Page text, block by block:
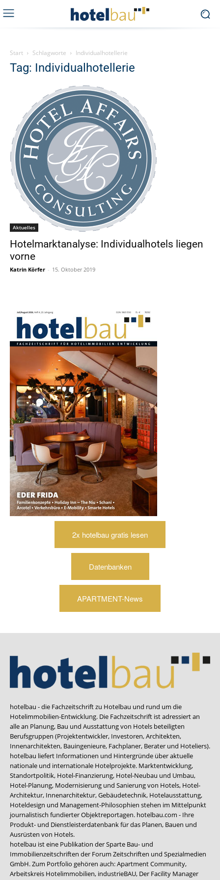
Start Schlagworte Individualhotellerie
Tag: Individualhotellerie
Aktuelles
Hotelmarktanalyse: Individualhotels liegen
vorne
Katrin Körfer - 15. Oktober 2019
2x hotelbau gratis lesen
Datenbanken
APARTMENT-News
hotelbau - die Fachzeitschrift zu Hotelbau und rund um die
Hotelimmobilien-Entwicklung. Die Fachzeitschrift ist adressiert an
alle an Planung, Bau und Ausstattung von Hotels beteiligten
Berufsgruppen (Projektentwickler, Investoren, Architekten,
Innenarchitekten, Bauingenieure, Fachplaner, Berater und Hoteliers).
hotelbau liefert Informationen und Hintergründe über aktuelle
nationale und internationale Hotelprojekte. Marktentwicklung,
Standortpolitik, Hotel-Finanzierung, Hotel-Neubau und Umbau,
Hotel-Planung, Modernisierung und Sanierung von Hotels, Hotel-
Architektur, Innenarchitektur, Gebäudetechnik, Hotelausstattung,
Hoteldesign und Management-Philosophien stehen im Mittelpunkt
journalistisch fundierter Objektreportagen. hotelbau.com - Ihre
Produkt- und Dienstleisterdatenbank für das Planen, Bauen und
Ausrüsten von Hotels.
hotelbau ist eine Publikation der Sparte Bau- und
Immobilienzeitschriften der Forum Zeitschriften und Spezialmedien
GmbH. Zum Portfolio gehören auch:Apartment Community,
Arbeitskreis Hotelimmobilien, industrieBAU, Der Facility Manager